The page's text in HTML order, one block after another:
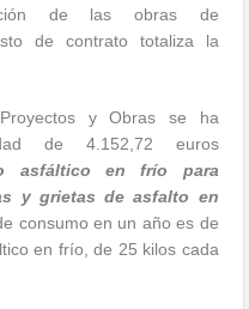
de las obras de
de contrato totaliza la
y Obras se ha
de 4.152,72 euros
asfáltico en frío para
y grietas de asfalto en
consumo en un año es de
en frío, de 25 kilos cada